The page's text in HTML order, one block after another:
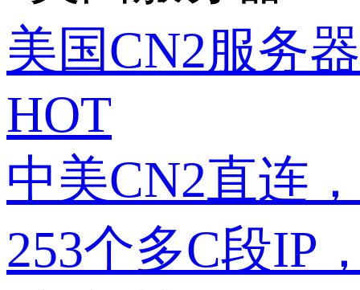
美国CN2服务器
HOT
中美CN2直连
253个多C段IP